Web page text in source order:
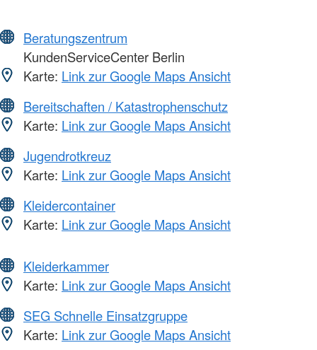
Beratungszentrum
KundenServiceCenter Berlin
Karte: Link zur Google Maps Ansicht
Bereitschaften / Katastrophenschutz
Karte: Link zur Google Maps Ansicht
Jugendrotkreuz
Karte: Link zur Google Maps Ansicht
Kleidercontainer
Karte: Link zur Google Maps Ansicht
Kleiderkammer
Karte: Link zur Google Maps Ansicht
SEG Schnelle Einsatzgruppe
Karte: Link zur Google Maps Ansicht